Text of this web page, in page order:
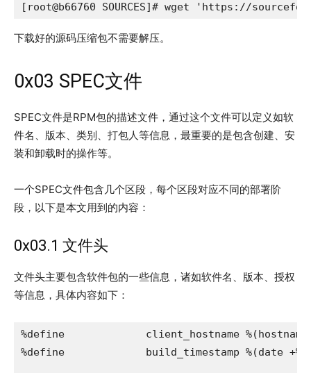
[root@b66760 SOURCES]# wget 'https://
下载好的源码压缩包不需要解压。
0x03 SPEC文件
SPEC文件是RPM包的描述文件，通过这个文件可以定义如软
件名、版本、类别、打包人等信息，最重要的是包含创建、安
装和卸载时的操作等。
一个SPEC文件包含几个区段，每个区段对应不同的部署阶
段，以下是本文用到的内容：
0x03.1 文件头
文件头主要包含软件包的一些信息，诸如软件名、版本、授权
等信息，具体内容如下：
%define             client_hostname
%define             build_timestamp %(date